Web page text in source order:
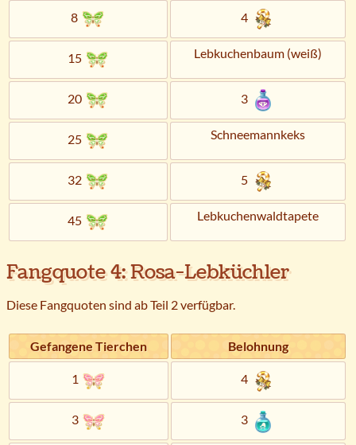
8 4
15 Lebkuchenbaum (weiß)
20 3
25 Schneemannkeks
32 5
45 Lebkuchenwaldtapete
Fangquote 4: Rosa-Lebküchler
Diese Fangquoten sind ab Teil 2 verfügbar.
Gefangene Tierchen Belohnung
1 4
3 3